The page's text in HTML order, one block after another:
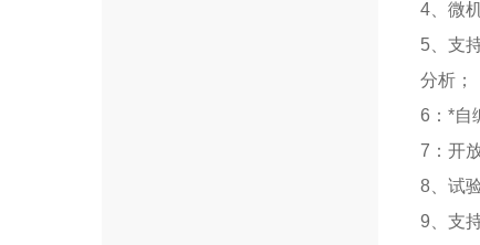
4、微
5、支
分析；
6：*自
7：开
8、试
9、支